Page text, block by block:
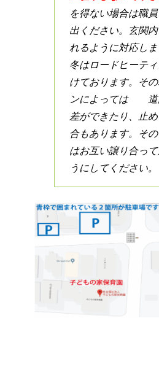
を得ない場合は職
出ください。玄関
れるように対応しま
冬はロードヒーテ
けております。そ
ンによっては 道
差ができたり、止
合もあります。そ
はお互い譲り合っ
うにしてください。